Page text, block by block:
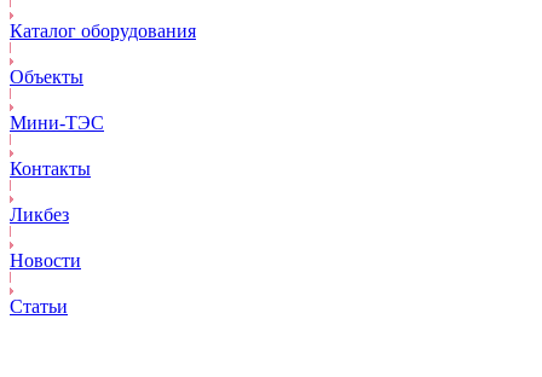
Каталог оборудования
Объекты
Mини-ТЭС
Контакты
Ликбез
Новости
Статьи